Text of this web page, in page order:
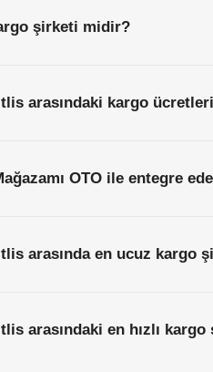
şirketi midir?
arasındaki kargo
OTO ile entegre
arasında en ucuz kargo
arasındaki en hızlı